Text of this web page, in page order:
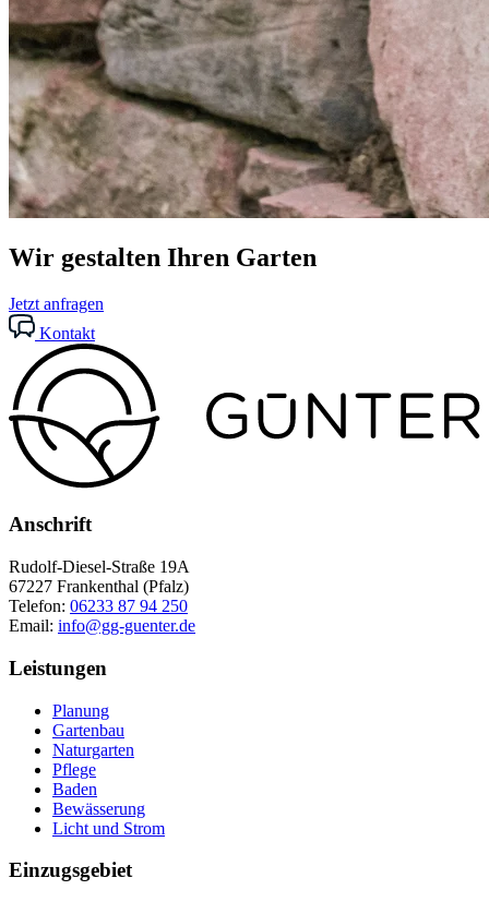
Wir gestalten Ihren Garten
Jetzt anfragen
Kontakt
Anschrift
Rudolf-Diesel-Straße 19A
67227 Frankenthal (Pfalz)
Telefon: 06233 87 94 250
Email: info@gg-guenter.de
Leistungen
Planung
Gartenbau
Naturgarten
Pflege
Baden
Bewässerung
Licht und Strom
Einzugsgebiet